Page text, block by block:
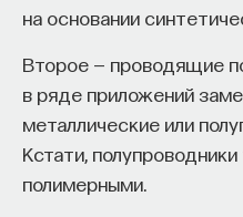
на основании
Второе — проводящие
в ряде приложений
металлические или
Кстати,
полимерными.
ПостНаука
Сения
коал.
удалось обнаружить